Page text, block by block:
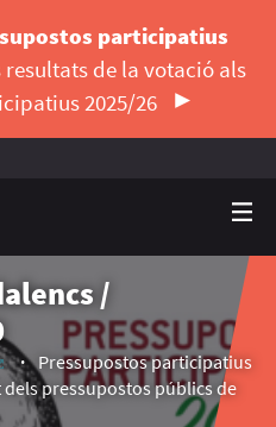
participatius
de la votació als
2025/26
/
extern)
Pressupostos participatius
pressupostos públics de